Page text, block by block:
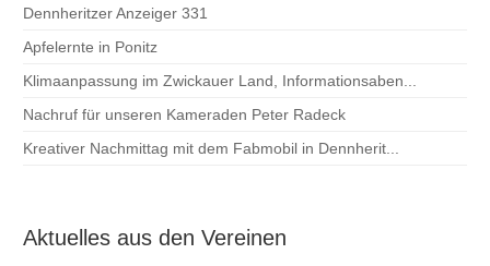
Dennheritzer Anzeiger 331
Apfelernte in Ponitz
Klimaanpassung im Zwickauer Land, Informationsaben...
Nachruf für unseren Kameraden Peter Radeck
Kreativer Nachmittag mit dem Fabmobil in Dennherit...
Aktuelles aus den Vereinen